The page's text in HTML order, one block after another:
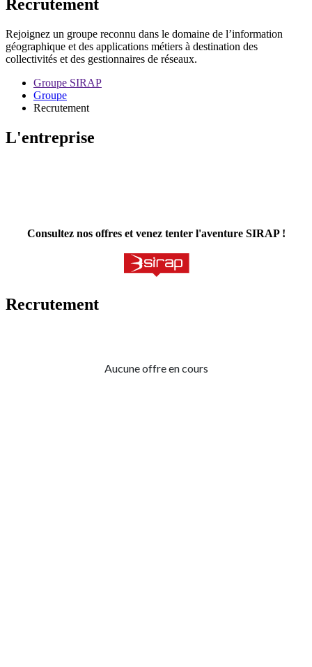
Recrutement
Rejoignez un groupe reconnu dans le domaine de l’information
géographique et des applications métiers à destination des
collectivités et des gestionnaires de réseaux.
Groupe SIRAP
Groupe
Recrutement
L'entreprise
Consultez nos offres et venez tenter l'aventure SIRAP !
Recrutement